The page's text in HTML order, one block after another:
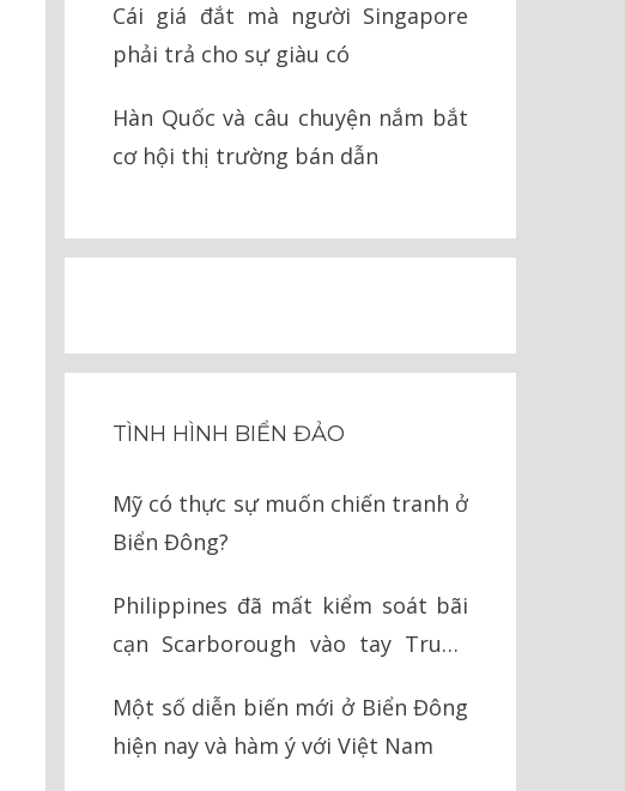
Cái giá đắt mà người Singapore
phải trả cho sự giàu có
Hàn Quốc và câu chuyện nắm bắt
cơ hội thị trường bán dẫn
TÌNH HÌNH BIỂN ĐẢO
Mỹ có thực sự muốn chiến tranh ở
Biển Đông?
Philippines đã mất kiểm soát bãi
cạn Scarborough vào tay Trung
Một số diễn biến mới ở Biển Đông
hiện nay và hàm ý với Việt Nam